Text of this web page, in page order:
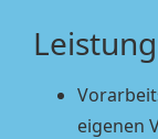
eigenen